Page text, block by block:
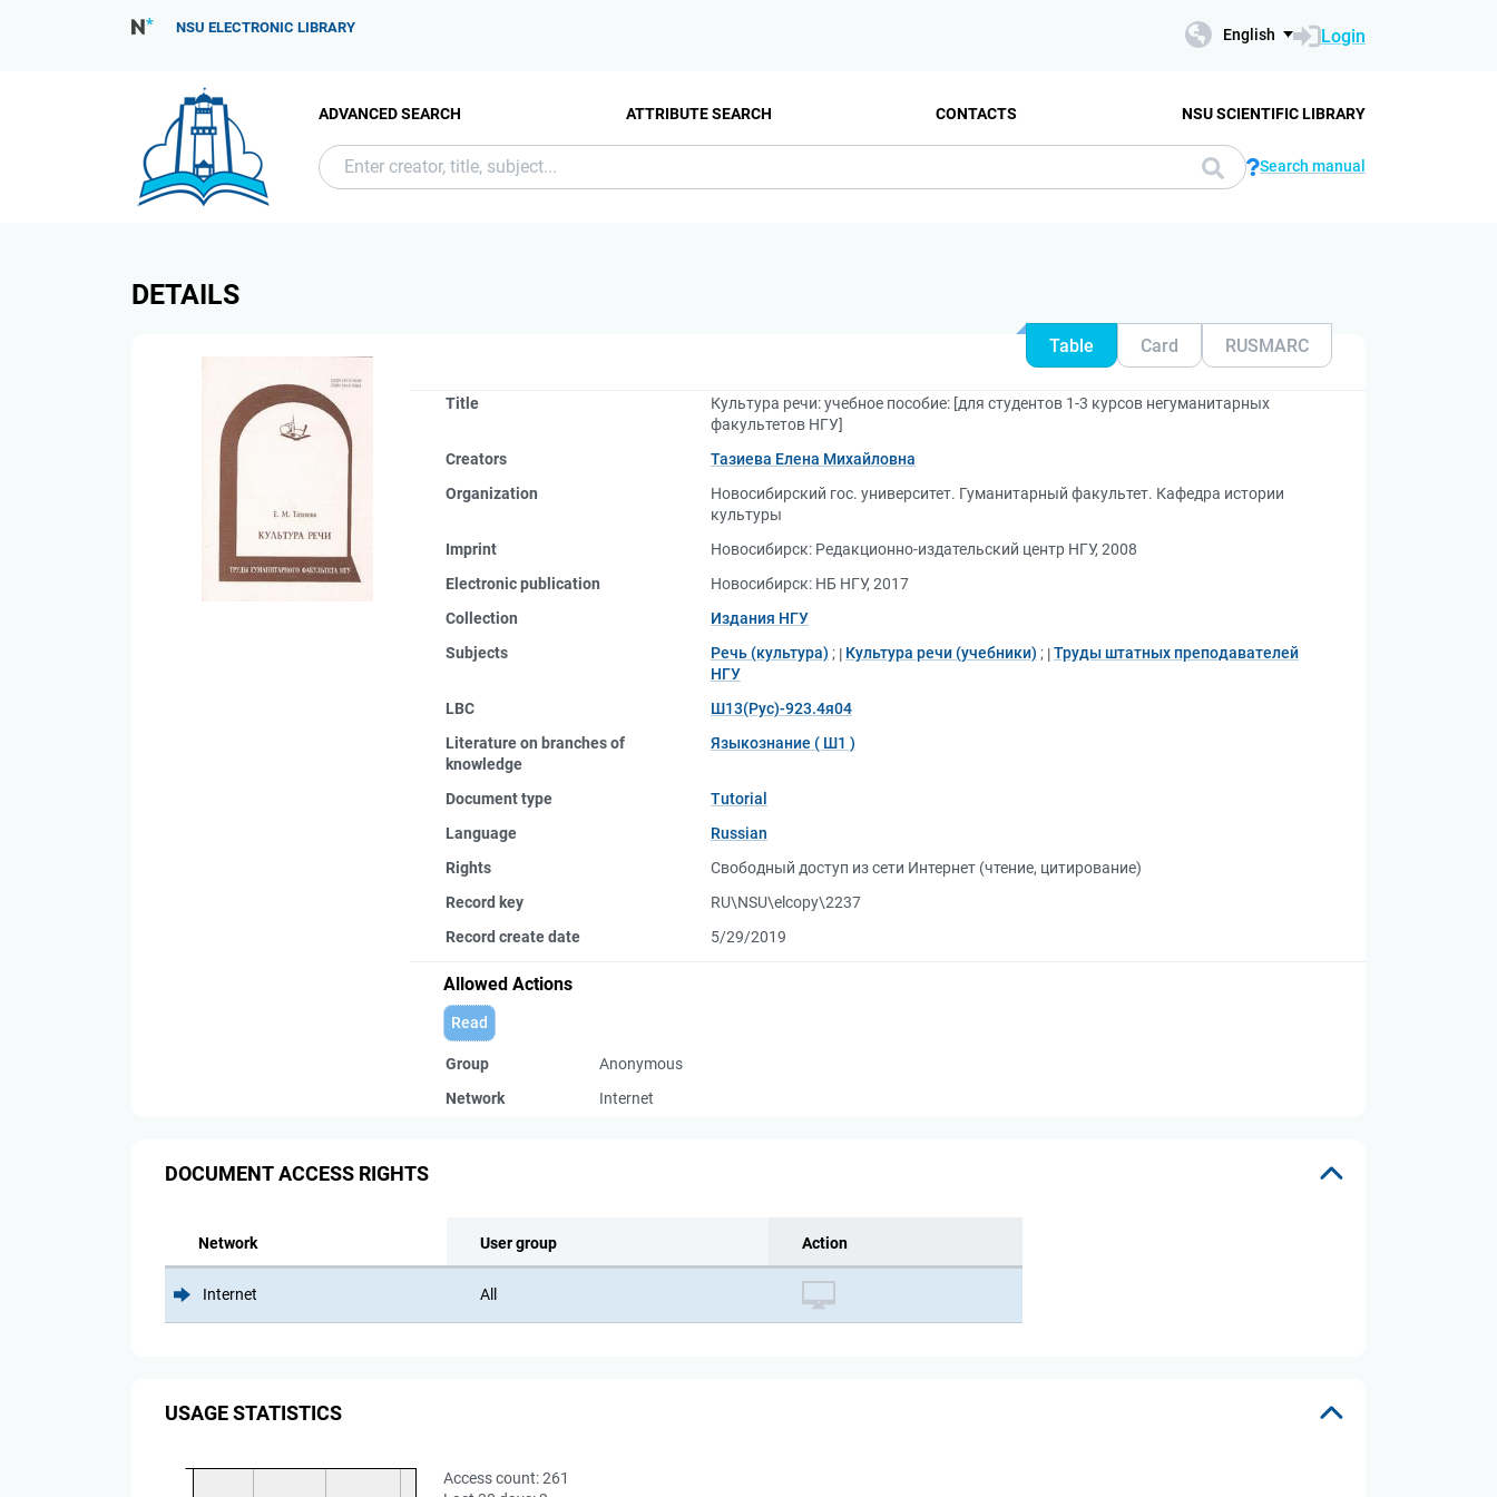
NSU ELECTRONIC LIBRARY English Login
ADVANCED SEARCH ATTRIBUTE SEARCH CONTACTS NSU SCIENTIFIC LIBRARY
Search manual
DETAILS
Table Card RUSMARC
Title
Культура речи: учебное пособие: [для студентов 1-3 курсов негуманитарных
факультетов НГУ]
Creators
Тазиева Елена Михайловна
Organization
Новосибирский гос. университет. Гуманитарный факультет. Кафедра истории
культуры
Imprint
Новосибирск: Редакционно-издательский центр НГУ, 2008
Electronic publication
Новосибирск: НБ НГУ, 2017
Collection
Издания НГУ
Subjects
Речь (культура) ; Культура речи (учебники) ; Труды штатных преподавателей
НГУ
LBC
Ш13(Рус)-923.4я04
Literature on branches of
knowledge
Языкознание ( Ш1 )
Document type
Tutorial
Language
Russian
Rights
Свободный доступ из сети Интернет (чтение, цитирование)
Record key
RU\NSU\elcopy\2237
Record create date
5/29/2019
Allowed Actions
Read
Group
Anonymous
Network
Internet
DOCUMENT ACCESS RIGHTS
Network User group Action
Internet All
USAGE STATISTICS
Access count:261